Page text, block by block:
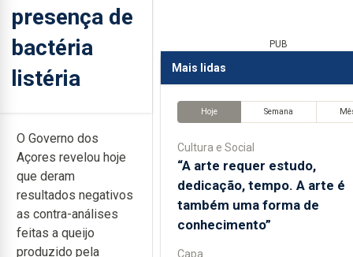
presença de
bactéria
listéria
O Governo dos
Açores revelou hoje
que deram
resultados negativos
as contra-análises
feitas a queijo
produzido pela
PUB
Mais lidas
Hoje Semana
Cultura e Social
“A arte requer estudo,
dedicação, tempo. A arte é
também uma forma de
conhecimento”
Capa